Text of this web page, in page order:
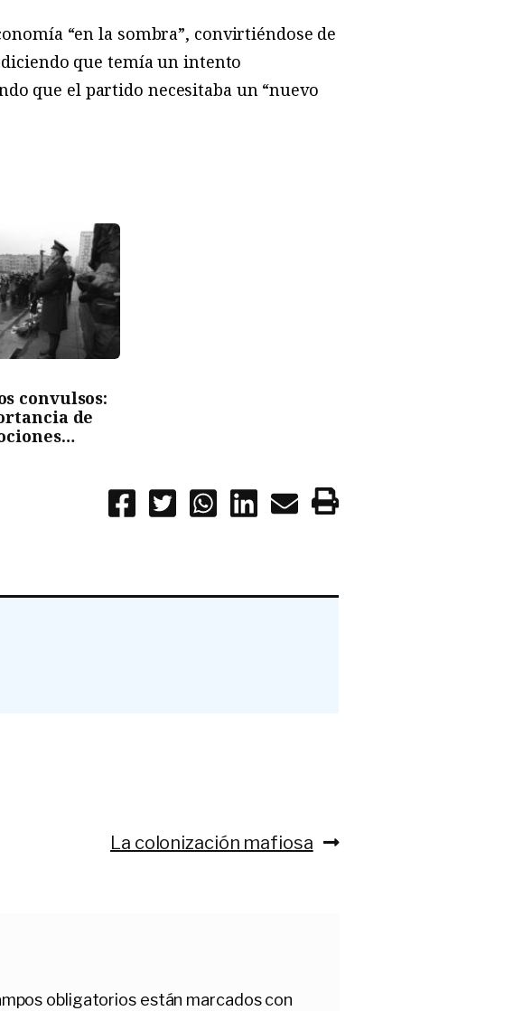
“en la sombra”, convirtiéndose de
que temía un intento
que el partido necesitaba un “nuevo
convulsos:
de
Siguiente:
La colonización mafiosa
obligatorios están marcados con